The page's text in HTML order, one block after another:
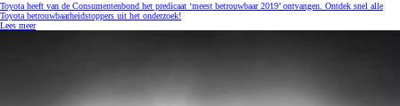
Toyota heeft van de Consumentenbond het predicaat ‘meest betrouwbaar 2019’ ontvangen. Ontdek snel alle
Toyota betrouwbaarheidstoppers uit het onderzoek!
Lees meer